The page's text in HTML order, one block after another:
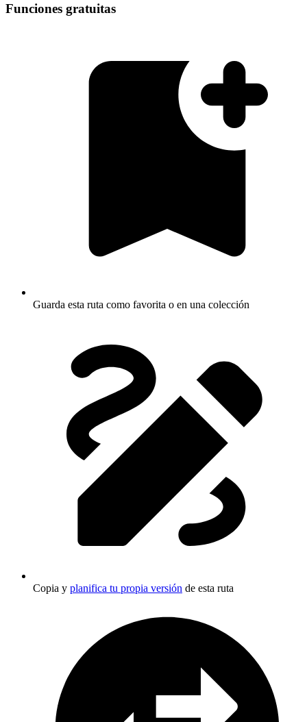
Funciones gratuitas
Guarda esta ruta como favorita o en una colección
Copia y planifica tu propia versión de esta ruta